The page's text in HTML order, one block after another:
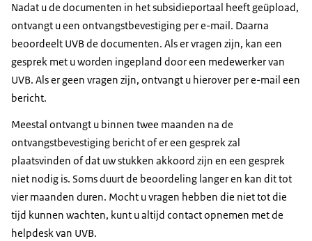
Nadat u de documenten in het subsidieportaal heeft geüpload,
ontvangt u een ontvangstbevestiging per e-mail. Daarna
beoordeelt UVB de documenten. Als er vragen zijn, kan een
gesprek met u worden ingepland door een medewerker van
UVB. Als er geen vragen zijn, ontvangt u hierover per e-mail een
bericht.
Meestal ontvangt u binnen twee maanden na de
ontvangstbevestiging bericht of er een gesprek zal
plaatsvinden of dat uw stukken akkoord zijn en een gesprek
niet nodig is. Soms duurt de beoordeling langer en kan dit tot
vier maanden duren. Mocht u vragen hebben die niet tot die
tijd kunnen wachten, kunt u altijd contact opnemen met de
helpdesk van UVB.